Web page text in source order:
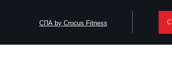
by Crocus Fitness